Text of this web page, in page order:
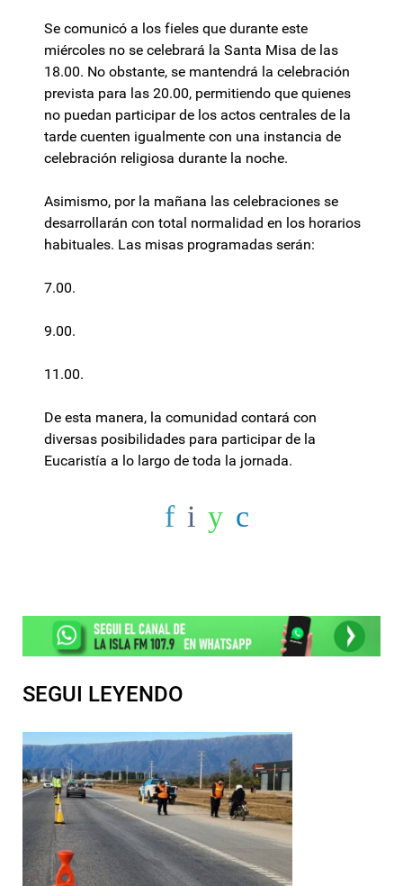
Se comunicó a los fieles que durante este
miércoles no se celebrará la Santa Misa de las
18.00. No obstante, se mantendrá la celebración
prevista para las 20.00, permitiendo que quienes
no puedan participar de los actos centrales de la
tarde cuenten igualmente con una instancia de
celebración religiosa durante la noche.
Asimismo, por la mañana las celebraciones se
desarrollarán con total normalidad en los horarios
habituales. Las misas programadas serán:
7.00.
9.00.
11.00.
De esta manera, la comunidad contará con
diversas posibilidades para participar de la
Eucaristía a lo largo de toda la jornada.
SEGUI LEYENDO